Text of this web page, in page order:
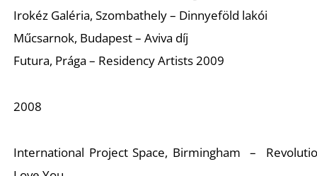
Irokéz Galéria, Szombathely – Dinnyeföld lakói
Műcsarnok, Budapest – Aviva díj
Futura, Prága – Residency Artists 2009
2008
International Project Space, Birmingham –